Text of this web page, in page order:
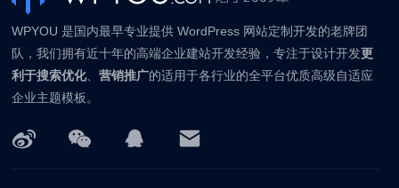
WPYOU 是国内最早专业提供 WordPress 网站定制开发的老牌团
队，我们拥有近十年的高端企业建站开发经验，专注于设计开发更
利于搜索优化、营销推广的适用于各行业的全平台优质高级自适应
企业主题模板。